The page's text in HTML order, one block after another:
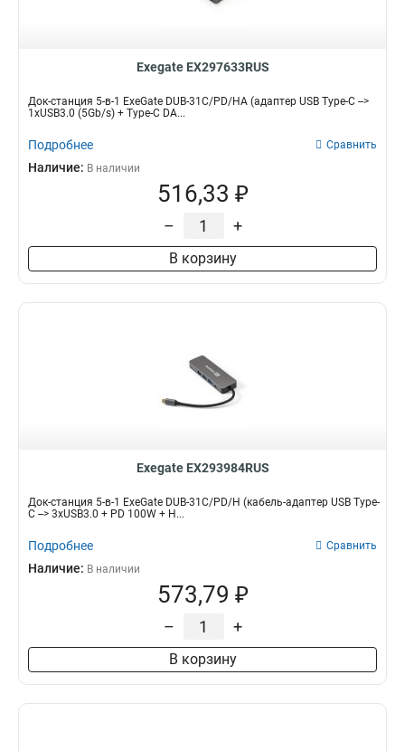
Exegate EX297633RUS
Док-станция 5-в-1 ExeGate DUB-31C/PD/HA (адаптер USB Type-C -->
1xUSB3.0 (5Gb/s) + Type-C DA...
Подробнее Сравнить
Наличие: В наличии
516,33 ₽
– +
В корзину
Exegate EX293984RUS
Док-станция 5-в-1 ExeGate DUB-31C/PD/H (кабель-адаптер USB Type-
C --> 3xUSB3.0 + PD 100W + H...
Подробнее Сравнить
Наличие: В наличии
573,79 ₽
– +
В корзину